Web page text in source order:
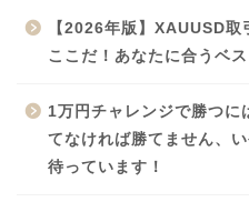
【2026年版】XAUUSD
ここだ！あなたに合うベ
1万円チャレンジで勝つに
てなければ勝てません、
待っています！